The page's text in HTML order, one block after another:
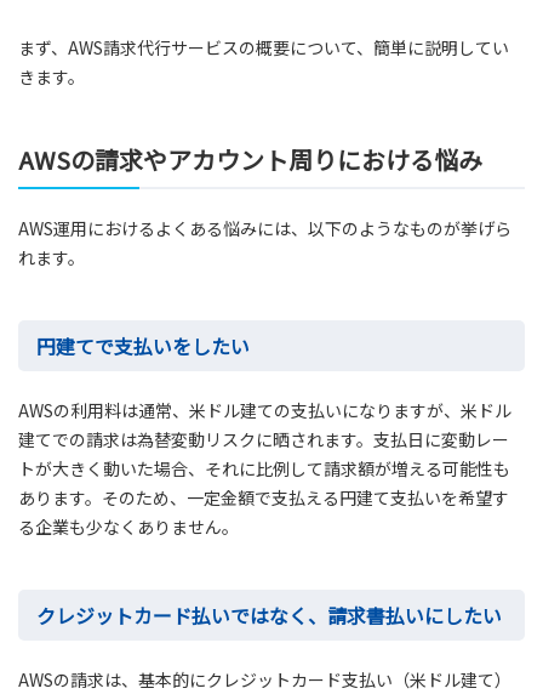
まず、AWS請求代行サービスの概要について、簡単に説明してい
きます。
AWSの請求やアカウント周りにおける悩み
AWS運用におけるよくある悩みには、以下のようなものが挙げら
れます。
円建てで支払いをしたい
AWSの利用料は通常、米ドル建ての支払いになりますが、米ドル
建てでの請求は為替変動リスクに晒されます。支払日に変動レー
トが大きく動いた場合、それに比例して請求額が増える可能性も
あります。そのため、一定金額で支払える円建て支払いを希望す
る企業も少なくありません。
クレジットカード払いではなく、請求書払いにしたい
AWSの請求は、基本的にクレジットカード支払い（米ドル建て）